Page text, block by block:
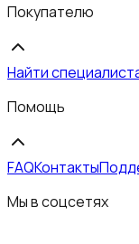
Покупателю
Найти
Помощь
FAQКонтакты
Мы в соцсетях